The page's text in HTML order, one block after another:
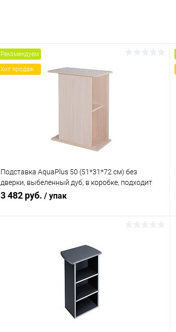
Рекомендуем
Хит продаж
Подставка AquaPlus 50 (51*31*72 см) без
дверки, выбеленный дуб, в коробке, подходит
для моделей аквариумов STD П60
3 482 руб. / упак